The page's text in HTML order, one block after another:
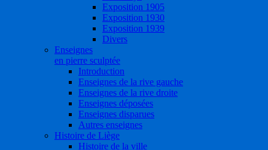
Exposition 1905
Exposition 1930
Exposition 1939
Divers
Enseignes
en pierre sculptée
Introduction
Enseignes de la rive gauche
Enseignes de la rive droite
Enseignes déposées
Enseignes disparues
Autres enseignes
Histoire de Liège
Histoire de la ville